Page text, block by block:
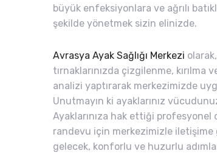
büyük enfeksiyonlara ve ağrılı
şekilde yönetmek sizin elinizde.
Avrasya Ayak Sağlığı Merkezi
tırnaklarınızda çizgilenme,
analizi yaptırarak merkezimizde
Unutmayın ki ayaklarınız
Ayaklarınıza hak ettiği profesyonel
randevu için merkezimizle iletişime
gelecek, konforlu ve huzurlu